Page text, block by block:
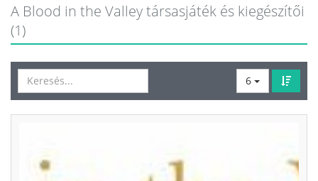
A Blood in the Valley társasjáték és kiegészítői
(1)
6